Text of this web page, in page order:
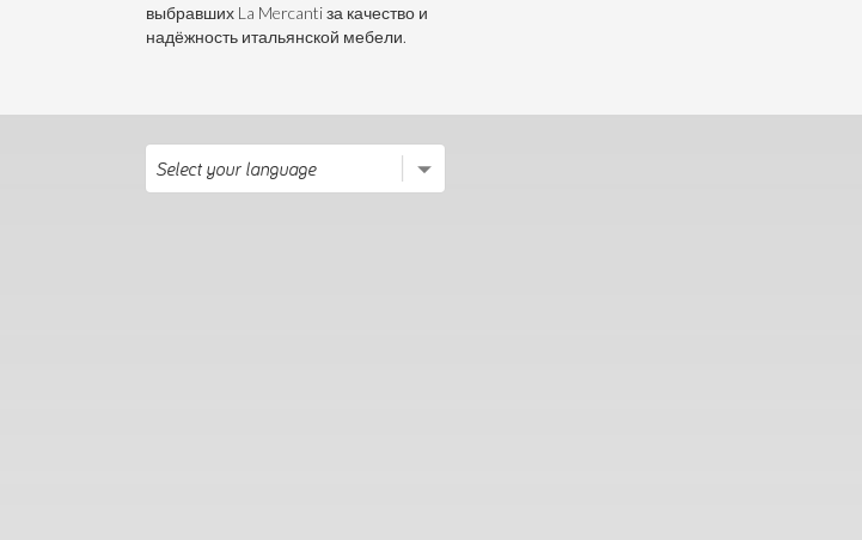
выбравших La Mercanti за качество и
надёжность итальянской мебели.